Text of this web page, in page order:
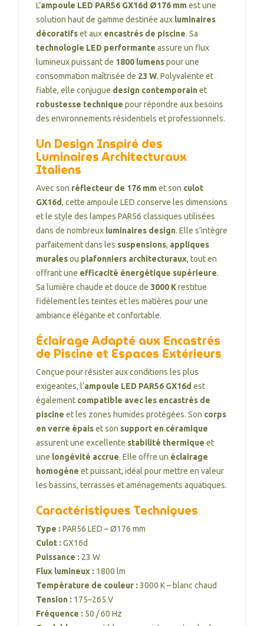
L’ampoule LED PAR56 GX16d Ø176 mmest une
solution haut de gamme destinée aux luminaires
décoratifset aux encastrés de piscine. Sa
technologie LED performante assure un flux
lumineux puissant de 1800 lumenspour une
consommation maîtrisée de 23 W. Polyvalente et
fiable, elle conjugue design contemporainet
robustesse technique pour répondre aux besoins
des environnements résidentiels et professionnels.
Un Design Inspiré des
Luminaires Architecturaux
Italiens
Avec son réflecteur de 176 mmet son culot
GX16d, cette ampoule LED conserve les dimensions
et le style des lampes PAR56 classiques utilisées
dans de nombreux luminaires design. Elle s’intègre
parfaitement dans les suspensions, appliques
muralesou plafonniers architecturaux, tout en
offrant une efficacité énergétique supérieure.
Sa lumière chaude et douce de 3000 Krestitue
fidèlement les teintes et les matières pour une
ambiance élégante et confortable.
Éclairage Adapté aux Encastrés
de Piscine et Espaces Extérieurs
Conçue pour résister aux conditions les plus
exigeantes, l’ampoule LED PAR56 GX16d est
également compatible avec les encastrés de
piscine et les zones humides protégées. Son corps
en verre épaiset son support en céramique
assurent une excellente stabilité thermique et
une longévité accrue. Elle offre un éclairage
homogène et puissant, idéal pour mettre en valeur
les bassins, terrasses et aménagements aquatiques.
Caractéristiques Techniques
Type : PAR56 LED – Ø176 mm
Culot : GX16d
Puissance : 23 W
Flux lumineux : 1800 lm
Température de couleur : 3000 K – blanc chaud
Tension : 175–265 V
Fréquence : 50 / 60 Hz